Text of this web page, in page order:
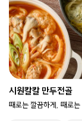
시원칼칼 만두전골
때로는 깔끔하게, 때로는